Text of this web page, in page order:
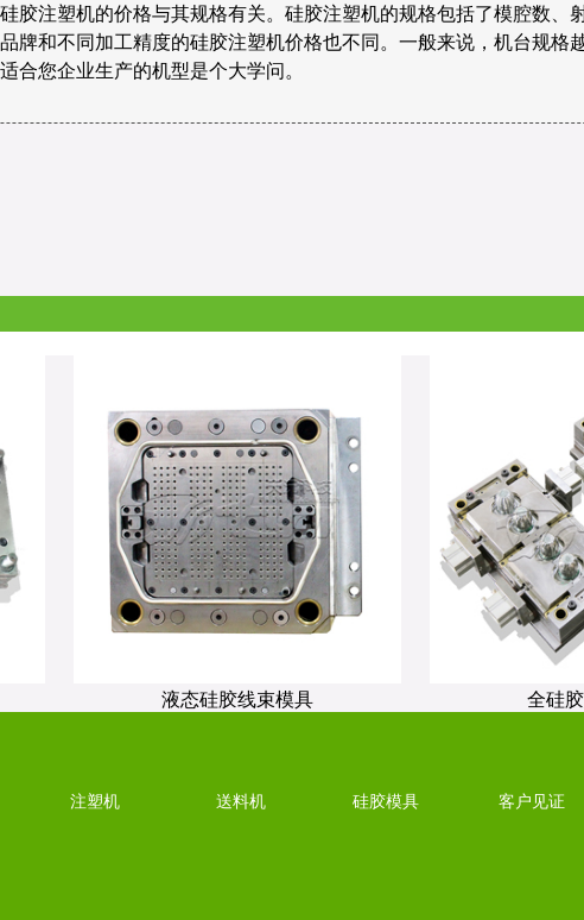
硅胶注塑机的价格与其规格有关。硅胶注塑机的规格包括了模腔数
品牌和不同加工精度的硅胶注塑机价格也不同。一般来说，机台规
适合您企业生产的机型是个大学问。
液态硅胶线束模具 全硅
注塑机 送料机 硅胶模具 客户见证